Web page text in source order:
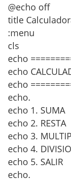
@echo off
title
:menu
cls
echo
echo
echo
echo.
echo 1. SUMA
echo 2. RESTA
echo 3.
echo 4.
echo 5. SALIR
echo.